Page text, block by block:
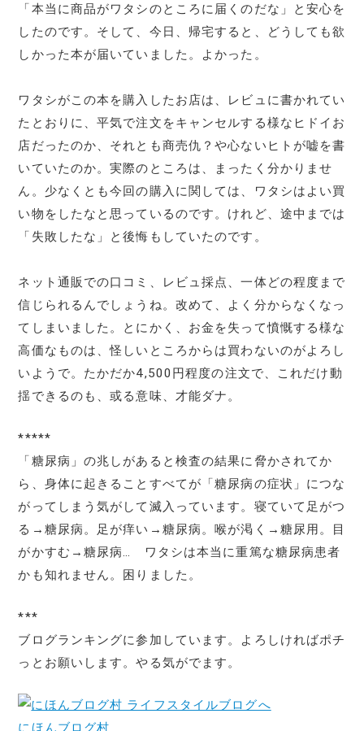
「本当に商品がワタシのところに届くのだな」と安心を
したのです。そして、今日、帰宅すると、どうしても欲
しかった本が届いていました。よかった。
ワタシがこの本を購入したお店は、レビュに書かれてい
たとおりに、平気で注文をキャンセルする様なヒドイお
店だったのか、それとも商売仇？や心ないヒトが嘘を書
いていたのか。実際のところは、まったく分かりませ
ん。少なくとも今回の購入に関しては、ワタシはよい買
い物をしたなと思っているのです。けれど、途中までは
「失敗したな」と後悔もしていたのです。
ネット通販での口コミ、レビュ採点、一体どの程度まで
信じられるんでしょうね。改めて、よく分からなくなっ
てしまいました。とにかく、お金を失って憤慨する様な
高価なものは、怪しいところからは買わないのがよろし
いようで。たかだか4,500円程度の注文で、これだけ動
揺できるのも、或る意味、才能ダナ。
*****
「糖尿病」の兆しがあると検査の結果に脅かされてか
ら、身体に起きることすべてが「糖尿病の症状」につな
がってしまう気がして滅入っています。寝ていて足がつ
る→糖尿病。足が痒い→糖尿病。喉が渇く→糖尿用。目
がかすむ→糖尿病… ワタシは本当に重篤な糖尿病患者
かも知れません。困りました。
***
ブログランキングに参加しています。よろしければポチ
っとお願いします。やる気がでます。
にほんブログ村